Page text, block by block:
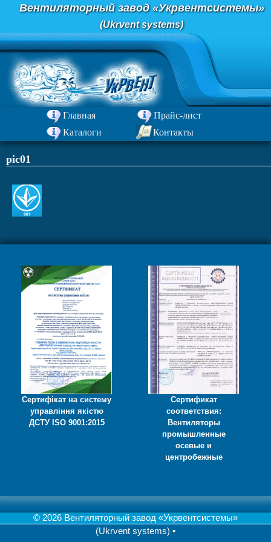
Перейти
содержимому
Вентиляторный завод «Укрвентсистемы»
(Ukrvent systems)
Главная
Прайс-лист
Каталоги
Контакты
pic01
Сертифікат на систему
управління якістю
ДСТУ ISO 9001:2015
Сертификат
соответствия:
Вентиляторы
промышленные
осевые и
центробежные
© 2026 Вентиляторный завод «Укрвентсистемы»
(Ukrvent systems) •